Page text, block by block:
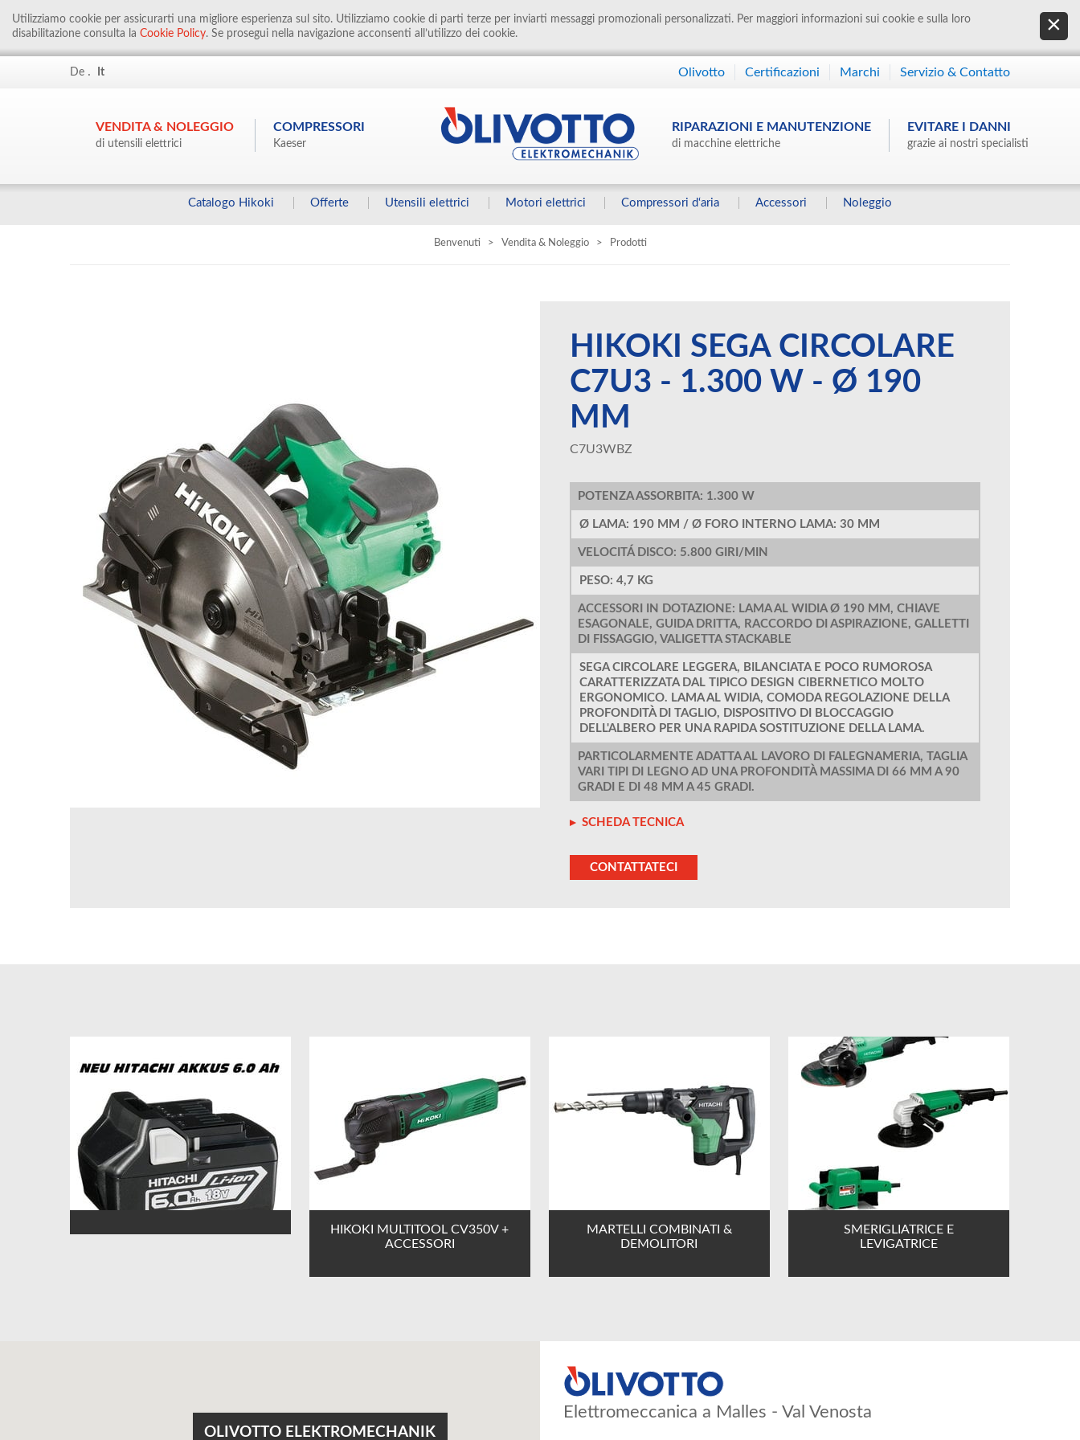
Utilizziamo cookie per assicurarti una migliore esperienza sul sito. Utilizziamo cookie di parti terze per inviarti messaggi promozionali personalizzati. Per maggiori informazioni sui cookie e sulla loro
disabilitazione consulta la Cookie Policy. Se prosegui nella navigazione acconsenti all’utilizzo dei cookie.
De . It
VENDITA & NOLEGGIO
di utensili elettrici
Catalogo Hikoki Offerte Utensili elettrici Motori elettrici Compressori d‘aria Accessori Noleggio
COMPRESSORI
Kaeser
RIPARAZIONI E MANUTENZIONE
di macchine elettriche
EVITARE I DANNI
grazie ai nostri specialisti
Olivotto Certificazioni Marchi Servizio & Contatto
Benvenuti > Vendita & Noleggio > Prodotti
HIKOKI SEGA CIRCOLARE
C7U3 - 1.300 W - Ø 190
MM
C7U3WBZ
POTENZA ASSORBITA: 1.300 W
Ø LAMA: 190 MM / Ø FORO INTERNO LAMA: 30 MM
VELOCITÁ DISCO: 5.800 GIRI/MIN
PESO: 4,7 KG
ACCESSORI IN DOTAZIONE: LAMA AL WIDIA Ø 190 MM, CHIAVE
ESAGONALE, GUIDA DRITTA, RACCORDO DI ASPIRAZIONE, GALLETTI
DI FISSAGGIO, VALIGETTA STACKABLE
SEGA CIRCOLARE LEGGERA, BILANCIATA E POCO RUMOROSA
CARATTERIZZATA DAL TIPICO DESIGN CIBERNETICO MOLTO
ERGONOMICO. LAMA AL WIDIA, COMODA REGOLAZIONE DELLA
PROFONDITÀ DI TAGLIO, DISPOSITIVO DI BLOCCAGGIO
DELL'ALBERO PER UNA RAPIDA SOSTITUZIONE DELLA LAMA.
PARTICOLARMENTE ADATTA AL LAVORO DI FALEGNAMERIA, TAGLIA
VARI TIPI DI LEGNO AD UNA PROFONDITÀ MASSIMA DI 66 MM A 90
GRADI E DI 48 MM A 45 GRADI.
SCHEDA TECNICA
CONTATTATECI
HIKOKI MULTITOOL CV350V +
ACCESSORI
MARTELLI COMBINATI &
DEMOLITORI
SMERIGLIATRICE E
LEVIGATRICE
OLIVOTTO ELEKTROMECHANIK
Elettromeccanica a Malles - Val Venosta